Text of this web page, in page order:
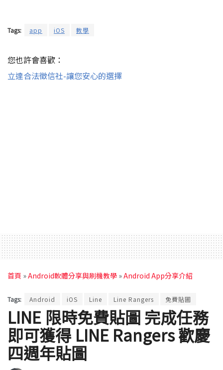
Tags: app iOS 教學
您也許會喜歡：
立達合法徵信社-讓您安心的選擇
首頁 »Android軟體分享與刷機教學 »Android App分享介紹
Tags: Android iOS Line Line Rangers 免費貼圖
LINE 限時免費貼圖 完成任務
即可獲得 LINE Rangers 歡慶
四週年貼圖